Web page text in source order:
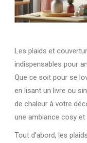
Les plaids et
indispensables pour
Que ce soit pour se
en lisant un livre ou
de chaleur à votre
une ambiance cosy
Tout d’abord, les